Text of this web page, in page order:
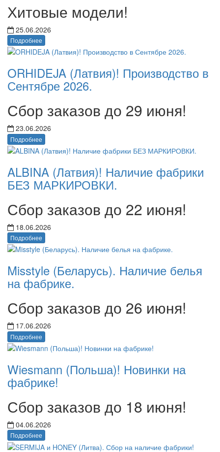
Хитовые модели!
25.06.2026
Подробнее
ORHIDEJA (Латвия)! Производство в
Сентябре 2026.
Сбор заказов до 29 июня!
23.06.2026
Подробнее
ALBINA (Латвия)! Наличие фабрики
БЕЗ МАРКИРОВКИ.
Сбор заказов до 22 июня!
18.06.2026
Подробнее
Misstyle (Беларусь). Наличие белья
на фабрике.
Сбор заказов до 26 июня!
17.06.2026
Подробнее
Wiesmann (Польша)! Новинки на
фабрике!
Сбор заказов до 18 июня!
04.06.2026
Подробнее